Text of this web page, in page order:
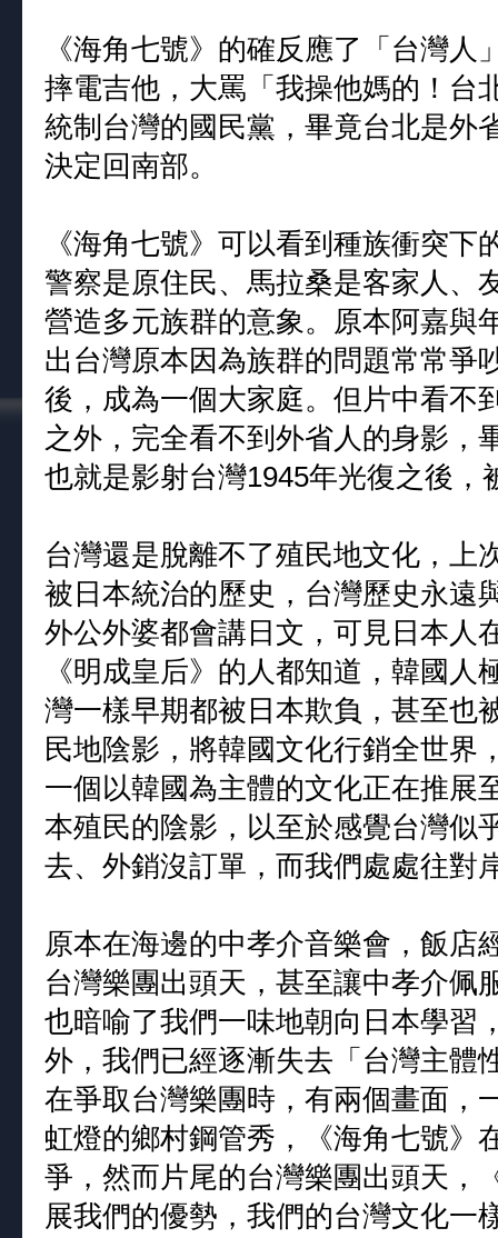
《海角七號》的確反應了「台灣
摔電吉他，大罵「我操他媽的！台
統制台灣的國民黨，畢竟台北是外
決定回南部。
《海角七號》可以看到種族衝突
警察是原住民、馬拉桑是客家人、
營造多元族群的意象。原本阿嘉與
出台灣原本因為族群的問題常常爭
後，成為一個大家庭。但片中看不
之外，完全看不到外省人的身影，
也就是影射台灣1945年光復之後，
台灣還是脫離不了殖民地文化，上
被日本統治的歷史，台灣歷史永遠
外公外婆都會講日文，可見日本人
《明成皇后》的人都知道，韓國
灣一樣早期都被日本欺負，甚至也
民地陰影，將韓國文化行銷全世界
一個以韓國為主體的文化正在推展
本殖民的陰影，以至於感覺台灣似
去、外銷沒訂單，而我們處處往對
原本在海邊的中孝介音樂會，飯店
台灣樂團出頭天，甚至讓中孝介佩
也暗喻了我們一味地朝向日本學習
外，我們已經逐漸失去「台灣主體
在爭取台灣樂團時，有兩個畫面，
虹燈的鄉村鋼管秀，《海角七號》
爭，然而片尾的台灣樂團出頭天，
展我們的優勢，我們的台灣文化一